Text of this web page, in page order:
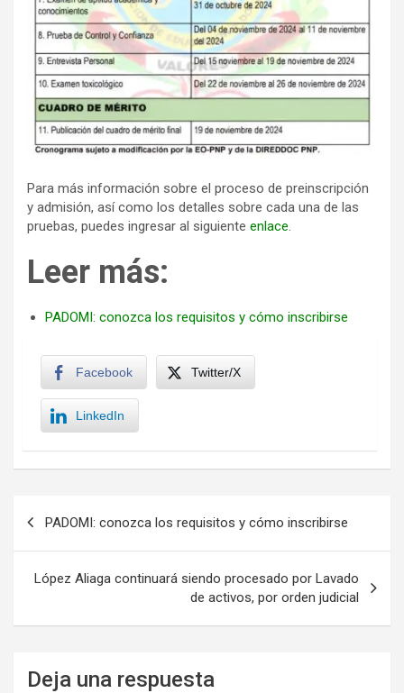
Para más información sobre el proceso de preinscripción
y admisión, así como los detalles sobre cada una de las
pruebas, puedes ingresar al siguiente enlace.
Leer más:
PADOMI: conozca los requisitos y cómo inscribirse
Facebook Twitter/X
LinkedIn
entradas
PADOMI: conozca los requisitos y cómo inscribirse
López Aliaga continuará siendo procesado por Lavado
de activos, por orden judicial
Deja una respuesta